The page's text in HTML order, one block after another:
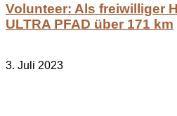
Volunteer: Als freiwilliger
ULTRA PFAD über 171 km
3. Juli 2023